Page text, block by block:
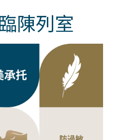
陳列室